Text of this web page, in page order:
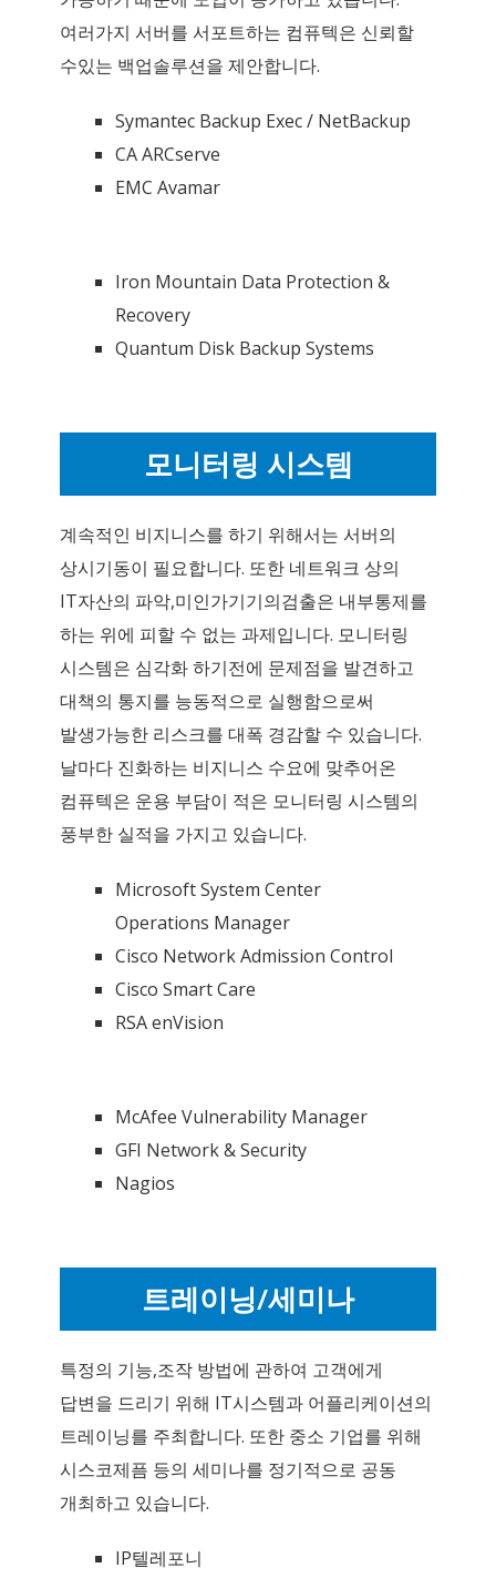
여러가지 서버를 서포트하는 컴퓨텍은 신뢰할
수있는 백업솔루션을 제안합니다.
Symantec Backup Exec / NetBackup
CA ARCserve
EMC Avamar
Iron Mountain Data Protection &
Recovery
Quantum Disk Backup Systems
모니터링 시스템
계속적인 비지니스를 하기 위해서는 서버의
상시기동이 필요합니다. 또한 네트워크 상의
IT자산의 파악,미인가기기의검출은 내부통제를
하는 위에 피할 수 없는 과제입니다. 모니터링
시스템은 심각화 하기전에 문제점을 발견하고
대책의 통지를 능동적으로 실행함으로써
발생가능한 리스크를 대폭 경감할 수 있습니다.
날마다 진화하는 비지니스 수요에 맞추어온
컴퓨텍은 운용 부담이 적은 모니터링 시스템의
풍부한 실적을 가지고 있습니다.
Microsoft System Center
Operations Manager
Cisco Network Admission Control
Cisco Smart Care
RSA enVision
McAfee Vulnerability Manager
GFI Network & Security
Nagios
트레이닝/세미나
특정의 기능,조작 방법에 관하여 고객에게
답변을 드리기 위해 IT시스템과 어플리케이션의
트레이닝를 주최합니다. 또한 중소 기업를 위해
시스코제픔 등의 세미나를 정기적으로 공동
개최하고 있습니다.
IP텔레포니